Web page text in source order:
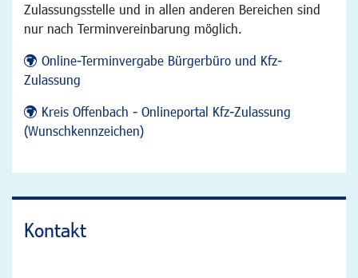
Zulassungsstelle und in allen anderen Bereichen sind
nur nach Terminvereinbarung möglich.
Online-Terminvergabe Bürgerbüro und Kfz-
Zulassung
Kreis Offenbach - Onlineportal Kfz-Zulassung
(Wunschkennzeichen)
Kontakt